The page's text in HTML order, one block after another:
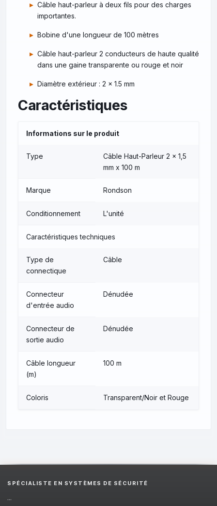
Câble haut-parleur à deux fils pour des charges
importantes.
Bobine d'une longueur de 100 mètres
Câble haut-parleur 2 conducteurs de haute qualité
dans une gaine transparente ou rouge et noir
Diamètre extérieur : 2 x 1.5 mm
Caractéristiques
Informations sur le produit
Type
Câble Haut-Parleur 2 x 1,5
mm x 100 m
Marque Rondson
Conditionnement L'unité
Caractéristiques techniques
Type de
connectique
Câble
Connecteur
d'entrée audio
Dénudée
Connecteur de
sortie audio
Dénudée
Câble longueur
(m)
100 m
Coloris Transparent/Noir et Rouge
SPÉCIALISTE EN SYSTÈMES DE SÉCURITÉ
...